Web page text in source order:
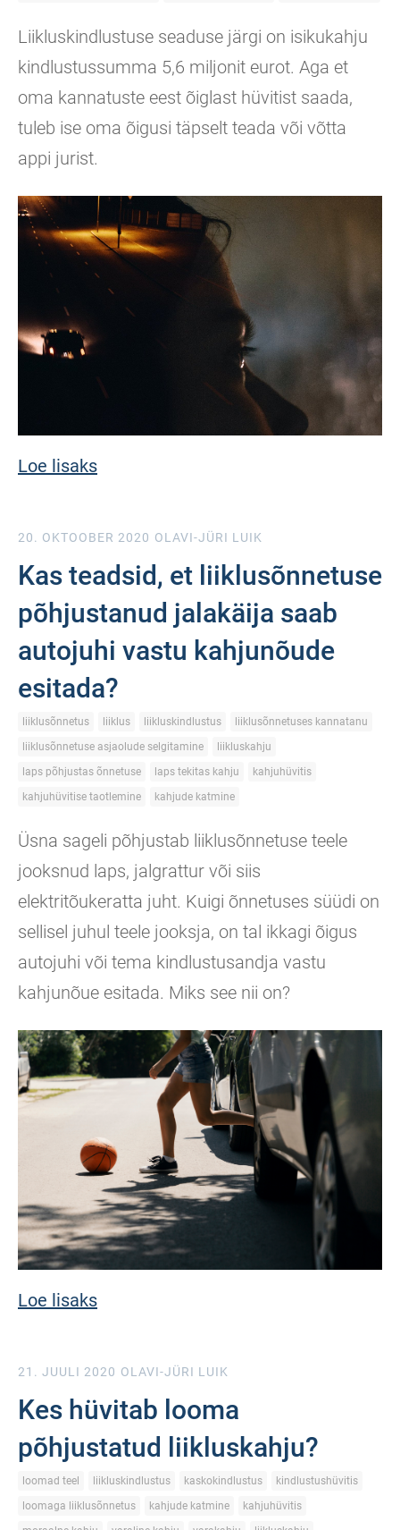
Liikluskindlustuse seaduse järgi on isikukahju
kindlustussumma 5,6 miljonit eurot. Aga et
oma kannatuste eest õiglast hüvitist saada,
tuleb ise oma õigusi täpselt teada või võtta
appi jurist.
Loe lisaks
20. OKTOOBER 2020 OLAVI-JÜRI LUIK
Kas teadsid, et liiklusõnnetuse
põhjustanud jalakäija saab
autojuhi vastu kahjunõude
esitada?
liiklusõnnetus liiklus liikluskindlustus
liiklusõnnetuses kannatanu
liiklusõnnetuse asjaolude selgitamine
liikluskahju
laps põhjustas õnnetuse
laps tekitas kahju
kahjuhüvitis
kahjuhüvitise taotlemine
kahjude katmine
Üsna sageli põhjustab liiklusõnnetuse teele
jooksnud laps, jalgrattur või siis
elektritõukeratta juht. Kuigi õnnetuses süüdi on
sellisel juhul teele jooksja, on tal ikkagi õigus
autojuhi või tema kindlustusandja vastu
kahjunõue esitada. Miks see nii on?
Loe lisaks
21. JUULI 2020 OLAVI-JÜRI LUIK
Kes hüvitab looma
põhjustatud liikluskahju?
loomad teel liikluskindlustus kaskokindlustus
kindlustushüvitis
loomaga liiklusõnnetus
kahjude katmine
kahjuhüvitis